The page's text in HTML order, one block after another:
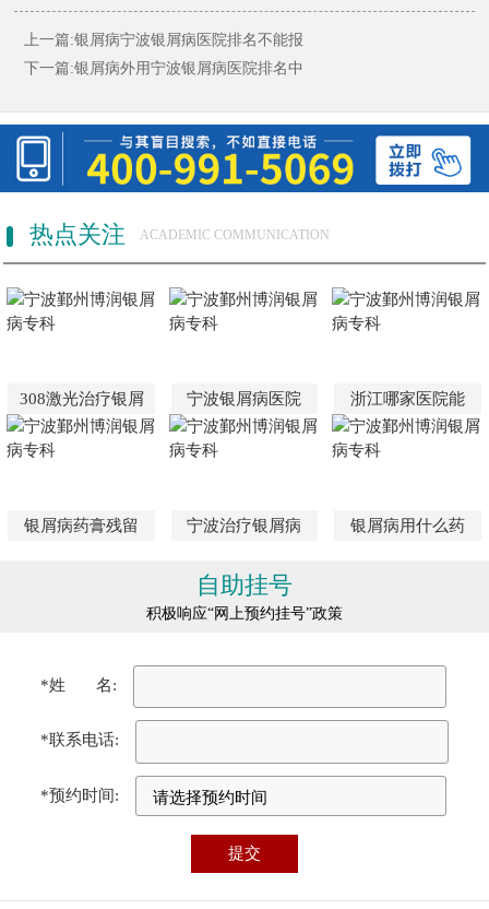
上一篇:银屑病宁波银屑病医院排名不能报
下一篇:银屑病外用宁波银屑病医院排名中
热点关注 ACADEMIC COMMUNICATION
308激光治疗银屑 宁波银屑病医院 浙江哪家医院能
银屑病药膏残留 宁波治疗银屑病 银屑病用什么药
自助挂号
积极响应“网上预约挂号”政策
*姓 名:
*联系电话:
*预约时间: